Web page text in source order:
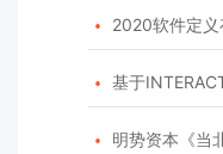
 2020软件定义
 基于
 明势资本《当北京